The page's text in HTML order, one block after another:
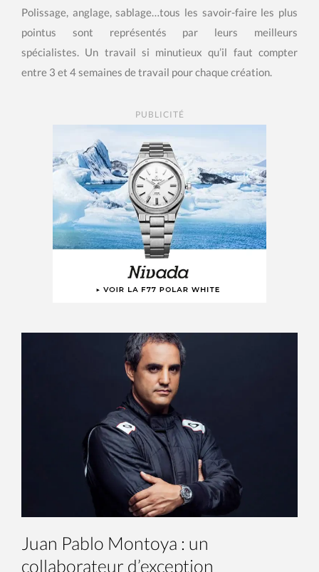
Polissage, anglage, sablage…tous les savoir-faire les plus
pointus sont représentés par leurs meilleurs
spécialistes. Un travail si minutieux qu’il faut compter
entre 3 et 4 semaines de travail pour chaque création.
PUBLICITÉ
Juan Pablo Montoya : un
collaborateur d’exception